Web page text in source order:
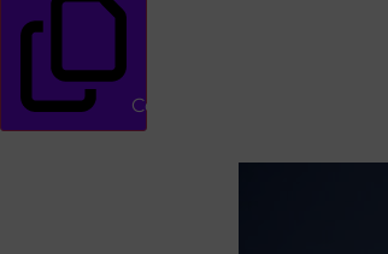
Copiar link